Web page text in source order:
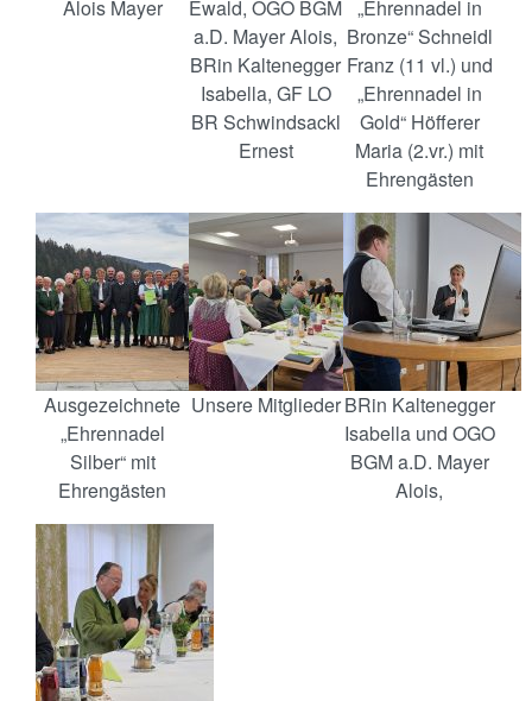
Alois Mayer
Ewald, OGO BGM
a.D. Mayer Alois,
BRin Kaltenegger
Isabella, GF LO
BR Schwindsackl
Ernest
„Ehrennadel in
Bronze“ Schneidl
Franz (11 vl.) und
„Ehrennadel in
Gold“ Höfferer
Maria (2.vr.) mit
Ehrengästen
Ausgezeichnete
„Ehrennadel
Silber“ mit
Ehrengästen
Unsere MitgliederBRin Kaltenegger
Isabella und OGO
BGM a.D. Mayer
Alois,